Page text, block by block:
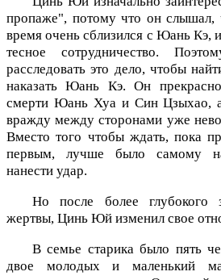
пропаже", потому что он слышал,
время очень сблизился с Юань Кэ,
тесное сотрудничество.
расследовать это дело, чтобы
наказать Юань Кэ. Он
смерти Юань Хуа и Син Цзыхао,
вражду между сторонами уже
Вместо того чтобы ждать, пока
первым, лучше было самому
нанести удар.
Но после более глубокого
жертвы, Цинь Юй изменил свое
В семье старика было пять
двое молодых и маленький